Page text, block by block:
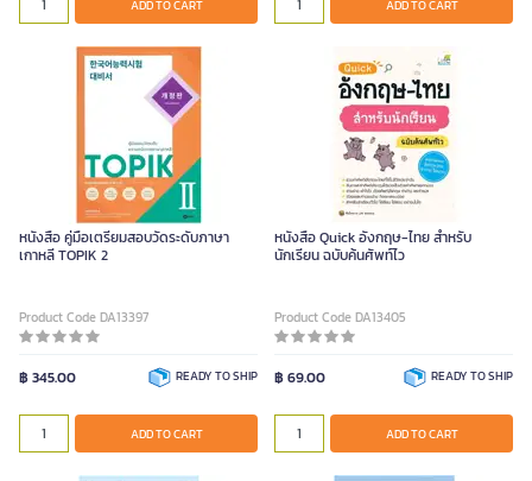
ADD TO CART ADD TO CART
หนังสือ คู่มือเตรียมสอบวัดระดับภาษา
เกาหลี TOPIK 2
Product Code DA13397
฿ 345.00 READY TO SHIP
ADD TO CART
หนังสือ Quick อังกฤษ-ไทย สำหรับ
นักเรียน ฉบับค้นศัพท์ไว
Product Code DA13405
฿ 69.00 READY TO SHIP
ADD TO CART